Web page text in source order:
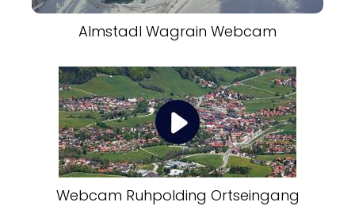
Almstadl Wagrain Webcam
Webcam Ruhpolding Ortseingang